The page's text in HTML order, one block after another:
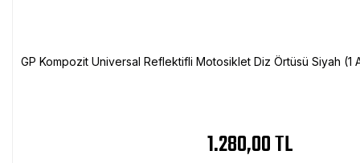
GP Kompozit Universal Reflektifli Motosiklet Diz Örtüsü Siyah
1.280,00 TL